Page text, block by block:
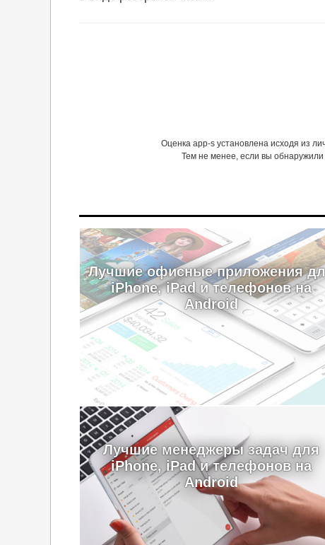
Оценка app-s установлена исходя из
Тем не менее, если вы
Лучшие офисные приложения
iPhone, iPad и телефонов на
Android
Лучшие менеджеры задач для
iPhone, iPad и телефонов на
Android